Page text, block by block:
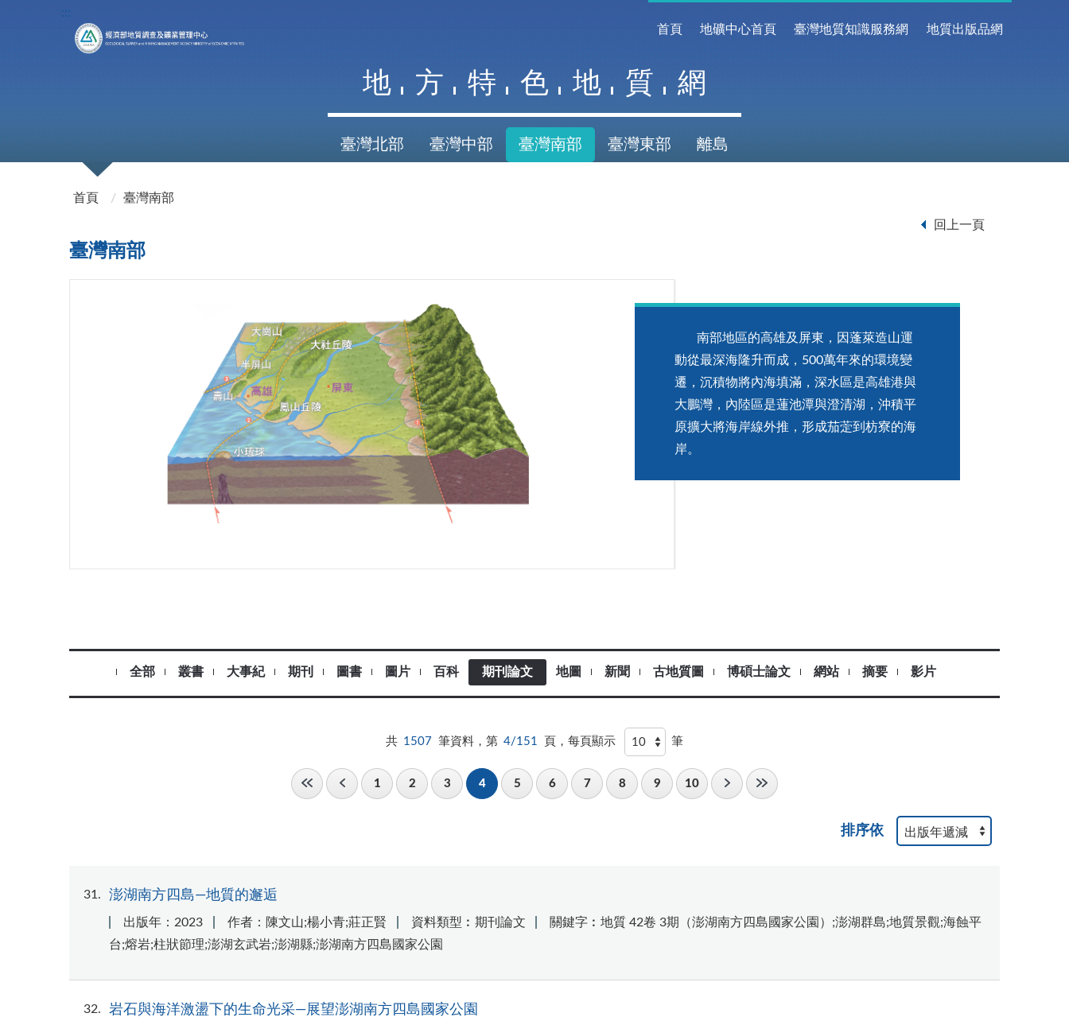
首頁 地礦中心首頁 臺灣地質知識服務網 地質出版品網
:::
地 方 特 色 地 質 網
臺灣北部 臺灣中部 臺灣南部 臺灣東部 離島
首頁
臺灣南部
回上一頁
臺灣南部
南部地區的高雄及屏東，因蓬萊造山運
動從最深海隆升而成，500萬年來的環境變
遷，沉積物將內海填滿，深水區是高雄港與
大鵬灣，內陸區是蓮池潭與澄清湖，沖積平
原擴大將海岸線外推，形成茄萣到枋寮的海
岸。
全部 叢書 大事紀 期刊 圖書 圖片 百科 期刊論文 地圖 新聞 古地質圖 博碩士論文 網站 摘要 影片
共 1507 筆資料，第 4/151 頁，每頁顯示 筆
1 2 3 4 5 6 7 8 9 10
排序依
31 澎湖南方四島—地質的邂逅
出版年：2023 作者：陳文山;楊小青;莊正賢 資料類型︰期刊論文
關鍵字︰地質 42卷 3期（澎湖南方四島國家公園）;澎湖群島;地質景觀;海蝕平
台;熔岩;柱狀節理;澎湖玄武岩;澎湖縣;澎湖南方四島國家公園
32 岩石與海洋激盪下的生命光采—展望澎湖南方四島國家公園